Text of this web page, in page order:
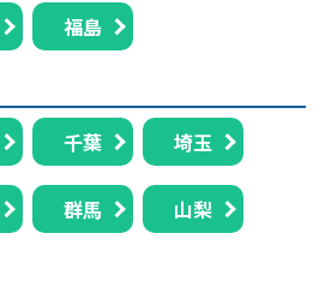
福島
千葉 埼玉
群馬
山梨